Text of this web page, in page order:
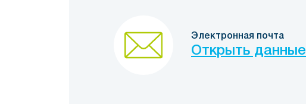
Электронная почта
Открыть данные